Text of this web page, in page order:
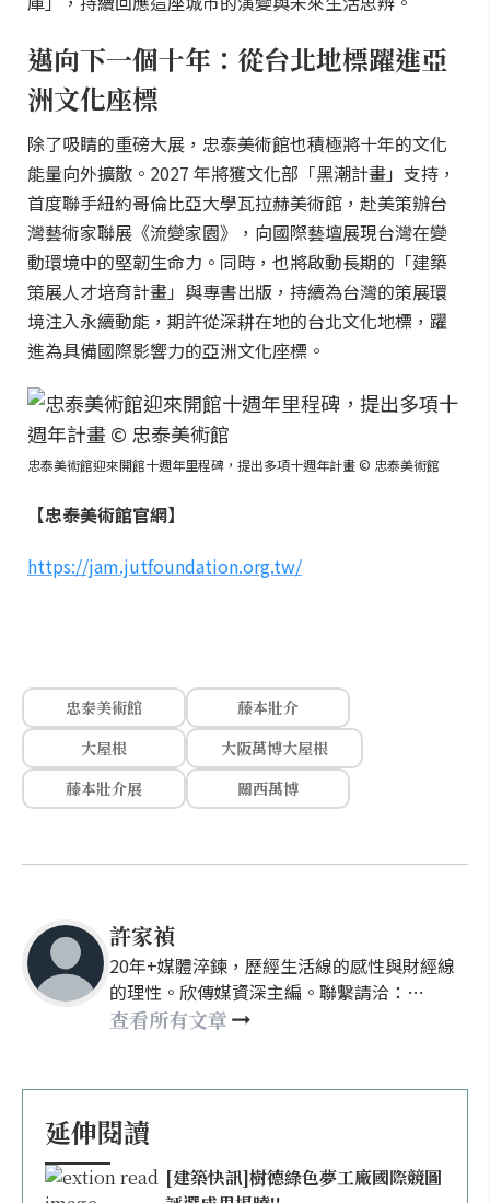
邁向下一個十年：從台北地標躍進亞
洲文化座標
除了吸睛的重磅大展，忠泰美術館也積極將十年的文化
能量向外擴散。2027 年將獲文化部「黑潮計畫」支持，
首度聯手紐約哥倫比亞大學瓦拉赫美術館，赴美策辦台
灣藝術家聯展《流變家園》，向國際藝壇展現台灣在變
動環境中的堅韌生命力。同時，也將啟動長期的「建築
策展人才培育計畫」與專書出版，持續為台灣的策展環
境注入永續動能，期許從深耕在地的台北文化地標，躍
進為具備國際影響力的亞洲文化座標。
忠泰美術館迎來開館十週年里程碑，提出多項十週年計畫 © 忠泰美術館
【忠泰美術館官網】
https://jam.jutfoundation.org.tw/
忠泰美術館
藤本壯介
大屋根
大阪萬博大屋根
藤本壯介展
關西萬博
許家禎
20年+媒體淬鍊，歷經生活線的感性與財經線
的理性。欣傳媒資深主編。聯繫請洽：
nellyhsu@xinmedia.com
查看所有文章
延伸閱讀
[建築快訊]樹德綠色夢工廠國際競圖